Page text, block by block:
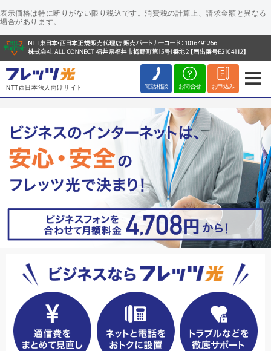
表示価格は特に断りがない限り税込です。消費税の計算上、請求金額と異なる
場合があります。
NTT西日本法人向けサイト 電話相談 お問合せ お申込み